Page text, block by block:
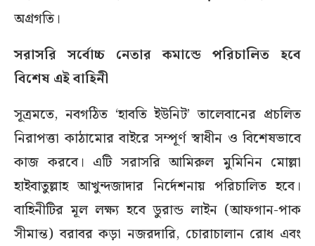
অগ্রগতি।
সরাসরি সর্বোচ্চ নেতার কমান্ডে পরিচালিত হবে
বিশেষ এই বাহিনী
সূত্রমতে, নবগঠিত ‘হাবতি ইউনিট’ তালেবানের প্রচলিত
নিরাপত্তা কাঠামোর বাইরে সম্পূর্ণ স্বাধীন ও বিশেষভাবে
কাজ করবে। এটি সরাসরি আমিরুল মুমিনিন মোল্লা
হাইবাতুল্লাহ আখুন্দজাদার নির্দেশনায় পরিচালিত হবে।
বাহিনীটির মূল লক্ষ্য হবে ডুরান্ড লাইন (আফগান-পাক
সীমান্ত) বরাবর কড়া নজরদারি, চোরাচালান রোধ এবং